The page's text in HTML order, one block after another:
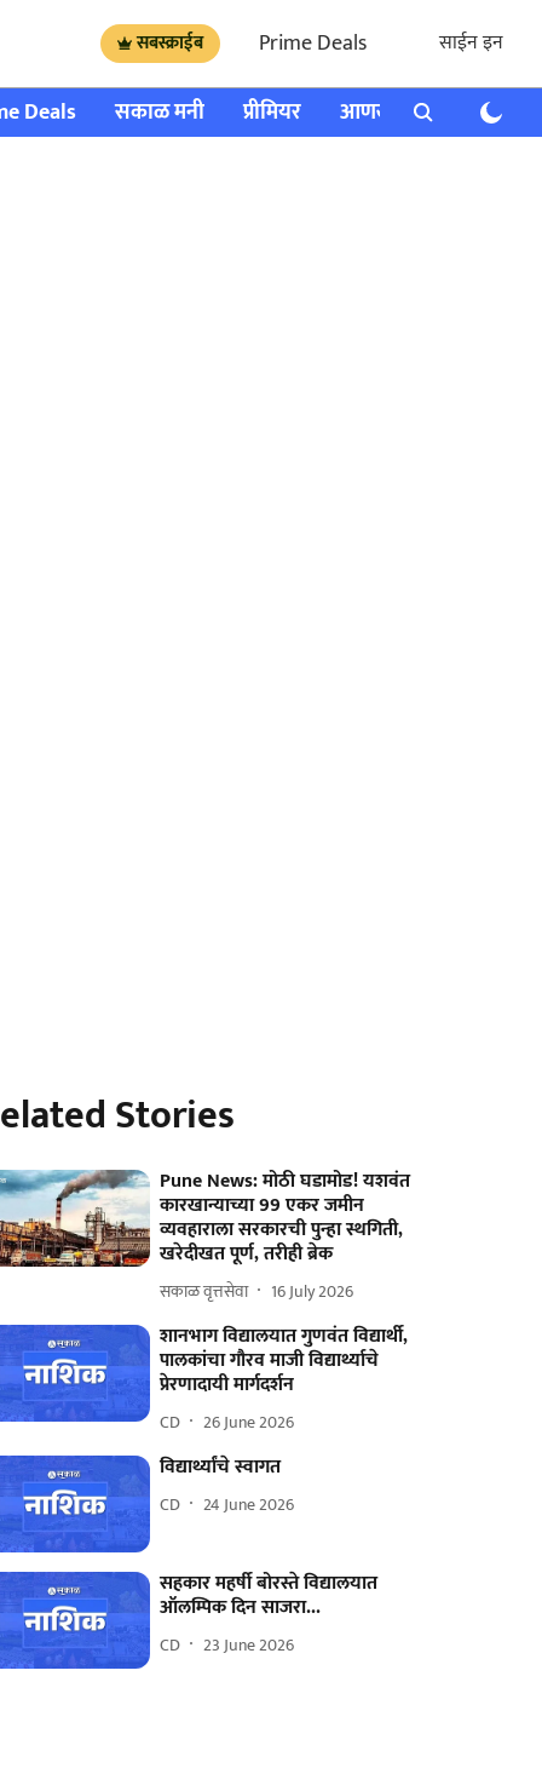
सबस्क्राईब Prime Deals साईन इन
Deals सकाळ मनी प्रीमियर आणखी राशी भविष्य
Stories
Pune News: मोठी घडामोड! यशवंत
कारखान्याच्या 99 एकर जमीन
व्यवहाराला सरकारची पुन्हा स्थगिती,
खरेदीखत पूर्ण, तरीही ब्रेक
सकाळ वृत्तसेवा 16 July 2026
शानभाग विद्यालयात गुणवंत विद्यार्थी,
पालकांचा गौरव माजी विद्यार्थ्याचे
प्रेरणादायी मार्गदर्शन
CD 26 June 2026
विद्यार्थ्यांचे स्वागत
CD 24 June 2026
सहकार महर्षी बोरस्ते विद्यालयात
ऑलम्पिक दिन साजरा...
CD 23 June 2026